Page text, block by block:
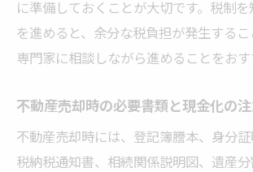
に準備しておくことが大切です。税制
を進めると、余分な税負担が発生するこ
専門家に相談しながら進めることをおす
不動産売却時の必要書類と現金化の
不動産売却時には、登記簿謄本、身分
税納税通知書、相続関係説明図、遺産